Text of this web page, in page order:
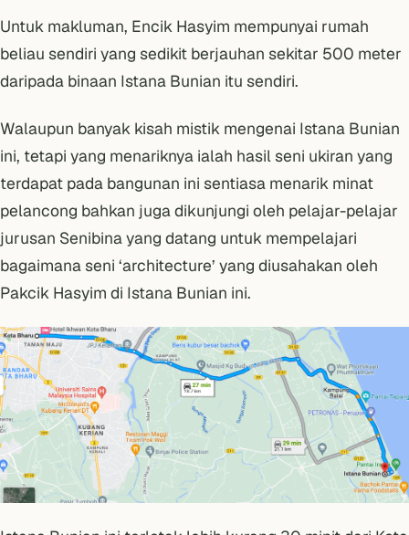
Untuk makluman, Encik Hasyim mempunyai rumah
beliau sendiri yang sedikit berjauhan sekitar 500 meter
daripada binaan Istana Bunian itu sendiri.
Walaupun banyak kisah mistik mengenai Istana Bunian
ini, tetapi yang menariknya ialah hasil seni ukiran yang
terdapat pada bangunan ini sentiasa menarik minat
pelancong bahkan juga dikunjungi oleh pelajar-pelajar
jurusan Senibina yang datang untuk mempelajari
bagaimana seni ‘architecture’ yang diusahakan oleh
Pakcik Hasyim di Istana Bunian ini.